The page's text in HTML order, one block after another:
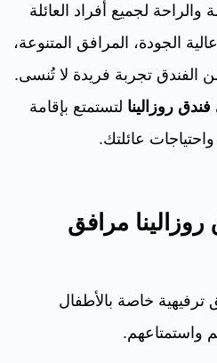
لجميع أفراد العائلة
الجودة، المرافق المتنوعة،
الفندق تجربة فريدة لا تُنسى.
روزالينا لتستمتع بإقامة
عائلتك.
مرافق
ترفيهية خاصة بالأطفال
واستمتاعهم.